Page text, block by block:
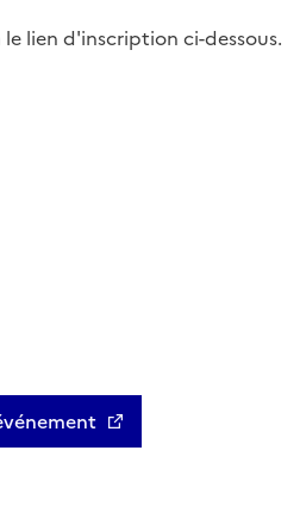
lien d'inscription ci-dessous.